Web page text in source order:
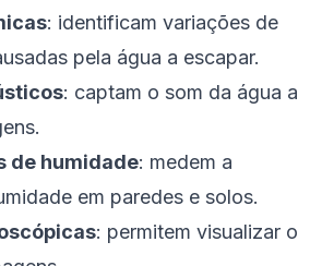
: identificam variações de
pela água a escapar.
: captam o som da água a
de humidade: medem a
em paredes e solos.
: permitem visualizar o